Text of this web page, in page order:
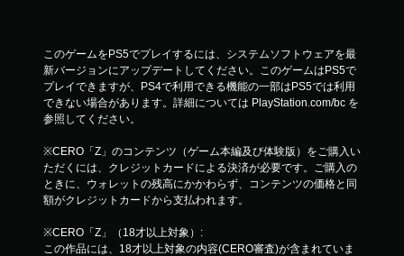
このゲームをPS5でプレイするには、システムソフトウェアを最
新バージョンにアップデートしてください。このゲームはPS5で
プレイできますが、PS4で利用できる機能の一部はPS5では利用
できない場合があります。詳細については PlayStation.com/bc を
参照してください。
※CERO「Z」のコンテンツ（ゲーム本編及び体験版）をご購入い
ただくには、クレジットカードによる決済が必要です。ご購入の
ときに、ウォレットの残高にかかわらず、コンテンツの価格と同
額がクレジットカードから支払われます。
※CERO「Z」（18才以上対象）:
この作品には、18才以上対象の内容(CERO審査)が含まれていま